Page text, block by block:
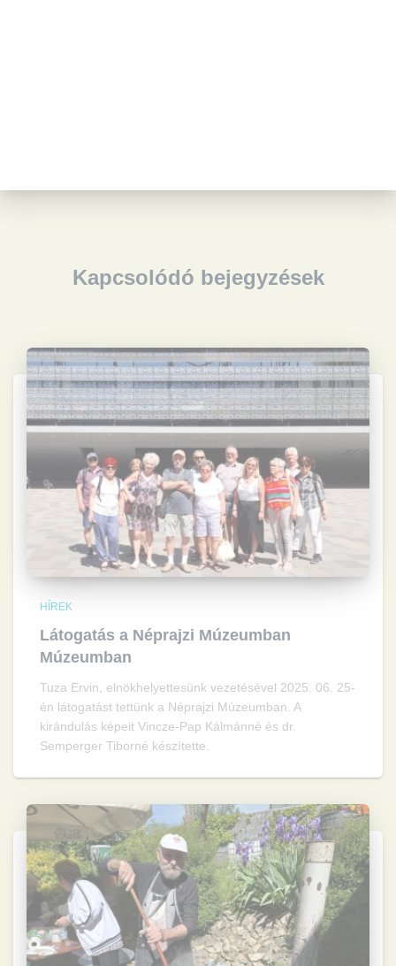
Kapcsolódó bejegyzések
HÍREK
Látogatás a Néprajzi Múzeumban
Múzeumban
Tuza Ervin, elnökhelyettesünk vezetésével 2025. 06. 25-
én látogatást tettünk a Néprajzi Múzeumban. A
kirándulás képeit Vincze-Pap Kálmánné és dr.
Semperger Tiborné készítette.